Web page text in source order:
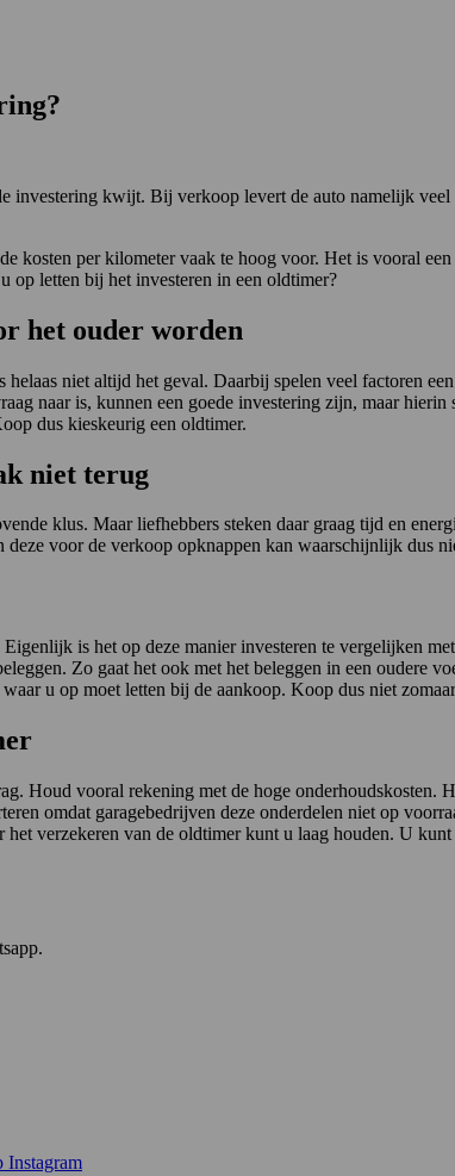
investering kwijt. Bij verkoop levert de auto namelijk
kosten per kilometer vaak te hoog voor. Het is vooral
op letten bij het investeren in een oldtimer?
het ouder worden
niet altijd het geval. Daarbij spelen veel factoren
naar is, kunnen een goede investering zijn, maar
dus kieskeurig een oldtimer.
niet terug
klus. Maar liefhebbers steken daar graag tijd en
voor de verkoop opknappen kan waarschijnlijk dus
is het op deze manier investeren te vergelijken
Zo gaat het ook met het beleggen in een oudere
u op moet letten bij de aankoop. Koop dus niet
Houd vooral rekening met de hoge
omdat garagebedrijven deze onderdelen niet op
verzekeren van de oldtimer kunt u laag houden. U kunt